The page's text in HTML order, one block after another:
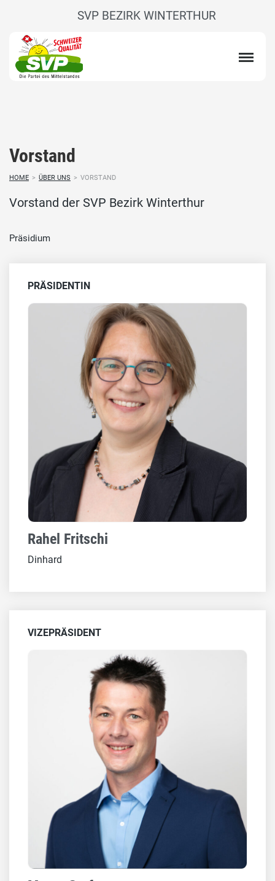
SVP BEZIRK WINTERTHUR
Vorstand
HOME > ÜBER UNS > VORSTAND
Vorstand der SVP Bezirk Winterthur
Präsidium
PRÄSIDENTIN
Rahel Fritschi
Dinhard
VIZEPRÄSIDENT